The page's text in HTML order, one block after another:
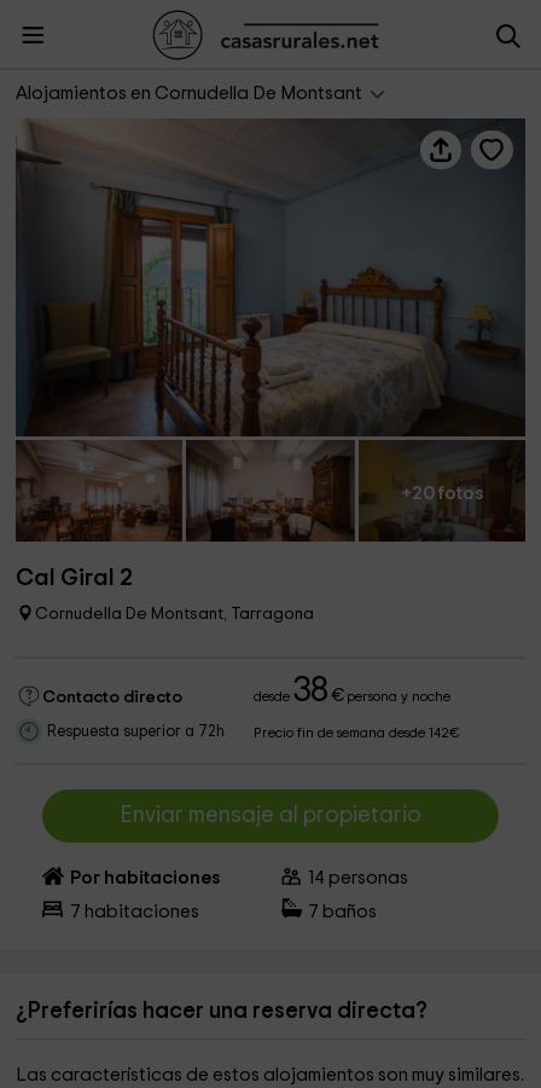
Alojamientos en Cornudella De Montsant
+20 fotos
Cal Giral 2
Cornudella De Montsant, Tarragona
Contacto directo desde38 €persona y noche
Respuesta superior a 72h Precio fin de semana desde 142€
Enviar mensaje al propietario
Por habitaciones 14 personas
7 habitaciones 7 baños
¿Preferirías hacer una reserva directa?
Las características de estos alojamientos son muy similares.